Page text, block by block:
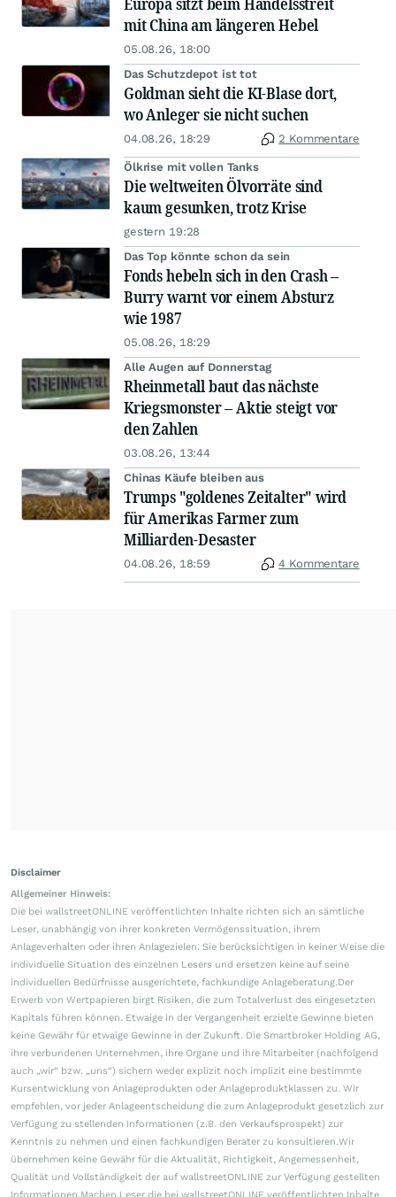
mit China am längeren Hebel
05.08.26, 18:00
Das Schutzdepot ist tot
Goldman sieht die KI-Blase dort,
wo Anleger sie nicht suchen
04.08.26, 18:29 2 Kommentare
Ölkrise mit vollen Tanks
Die weltweiten Ölvorräte sind
kaum gesunken, trotz Krise
gestern 19:28
Das Top könnte schon da sein
Fonds hebeln sich in den Crash –
Burry warnt vor einem Absturz
wie 1987
05.08.26, 18:29
Alle Augen auf Donnerstag
Rheinmetall baut das nächste
Kriegsmonster – Aktie steigt vor
den Zahlen
03.08.26, 13:44
Chinas Käufe bleiben aus
Trumps "goldenes Zeitalter" wird
für Amerikas Farmer zum
Milliarden-Desaster
04.08.26, 18:59 4 Kommentare
Disclaimer
Allgemeiner Hinweis:
Die bei wallstreetONLINE veröffentlichten Inhalte richten sich an sämtliche
Leser, unabhängig von ihrer konkreten Vermögenssituation, ihrem
Anlageverhalten oder ihren Anlagezielen. Sie berücksichtigen in keiner Weise die
individuelle Situation des einzelnen Lesers und ersetzen keine auf seine
individuellen Bedürfnisse ausgerichtete, fachkundige Anlageberatung.Der
Erwerb von Wertpapieren birgt Risiken, die zum Totalverlust des eingesetzten
Kapitals führen können. Etwaige in der Vergangenheit erzielte Gewinne bieten
keine Gewähr für etwaige Gewinne in der Zukunft. Die Smartbroker Holding AG,
ihre verbundenen Unternehmen, ihre Organe und ihre Mitarbeiter (nachfolgend
auch „wir“ bzw. „uns“) sichern weder explizit noch implizit eine bestimmte
Kursentwicklung von Anlageprodukten oder Anlageproduktklassen zu. Wir
empfehlen, vor jeder Anlageentscheidung die zum Anlageprodukt gesetzlich zur
Verfügung zu stellenden Informationen (z.B. den Verkaufsprospekt) zur
Kenntnis zu nehmen und einen fachkundigen Berater zu konsultieren.Wir
übernehmen keine Gewähr für die Aktualität, Richtigkeit, Angemessenheit,
Qualität und Vollständigkeit der auf wallstreetONLINE zur Verfügung gestellten